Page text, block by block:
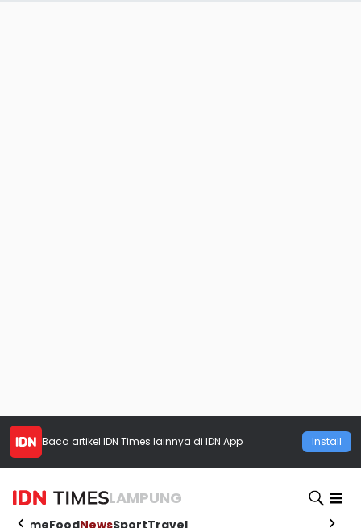
Baca artikel IDN Times lainnya di IDN App Install
LAMPUNG
HomeFoodNewsSportTravel